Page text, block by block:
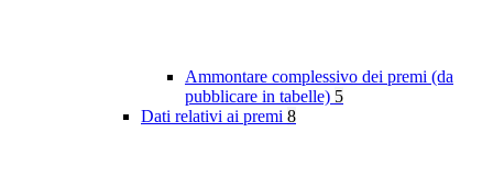
Ammontare complessivo dei premi (da
pubblicare in tabelle) 5
Dati relativi ai premi 8